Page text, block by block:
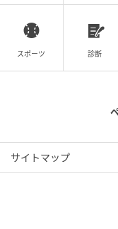
ピクニックボック
スポーツ 診断
サイトマップ